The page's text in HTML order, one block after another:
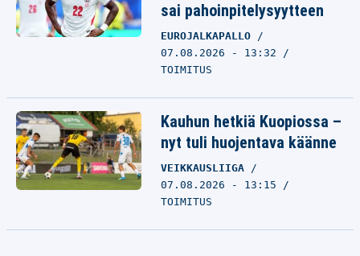
sai pahoinpitelysyytteen
EUROJALKAPALLO
07.08.2026 - 13:32
TOIMITUS
Kauhun hetkiä Kuopiossa –
nyt tuli huojentava käänne
VEIKKAUSLIIGA
07.08.2026 - 13:15
TOIMITUS